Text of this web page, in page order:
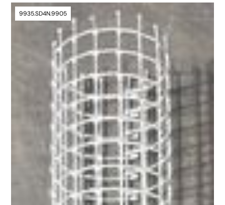
9935.SD4N.9905